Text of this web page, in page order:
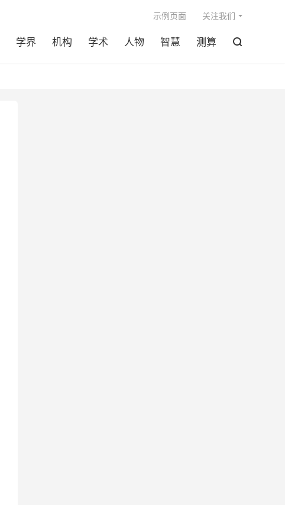
学界 机构 学术 人物 智慧 测算 
示例页面 关注我们